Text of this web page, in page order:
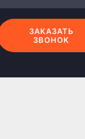
ЗАКАЗАТЬ
ЗВОНОК